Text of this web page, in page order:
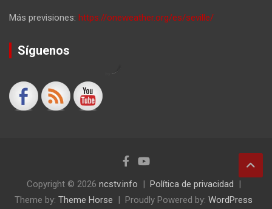
Más previsiones: https://oneweather.org/es/seville/
Síguenos
Copyright © 2026 ncstv.info
Política de privacidad
Theme by: Theme Horse Proudly Powered by: WordPress